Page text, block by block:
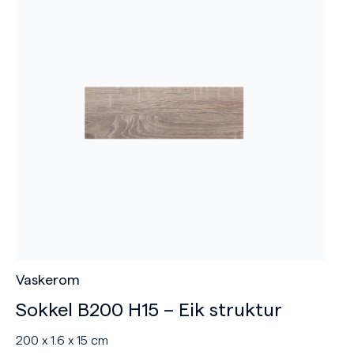
Vaskerom
Sokkel B200 H15 – Eik struktur
200 x 1.6 x 15 cm